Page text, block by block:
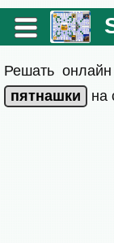
Решать онлайн
на